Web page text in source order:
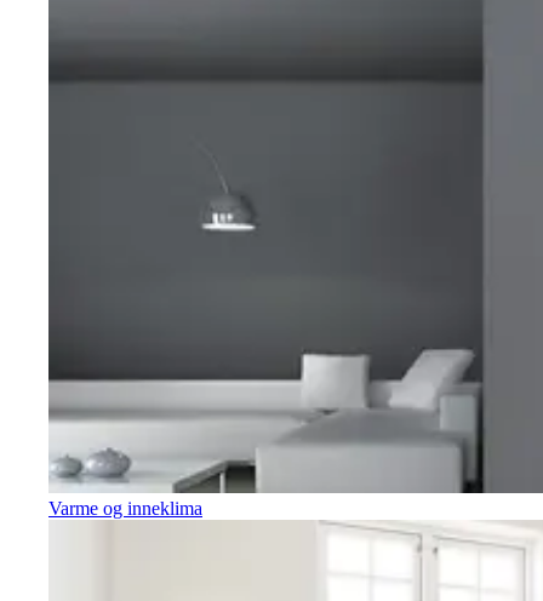
Varme og inneklima